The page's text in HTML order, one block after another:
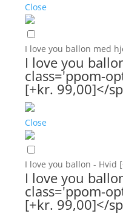
Close
I love you ballon med
I love you
class='ppom-
[+kr. 99,00]</
Close
I love you ballon - Hvid
I love you
class='ppom-
[+kr. 99,00]</